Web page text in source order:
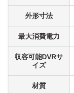
外形寸法
最大消費電力
収容可能DVRサ
イズ
材質